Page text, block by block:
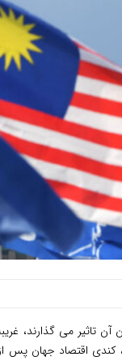
تاثیر می گذارند،